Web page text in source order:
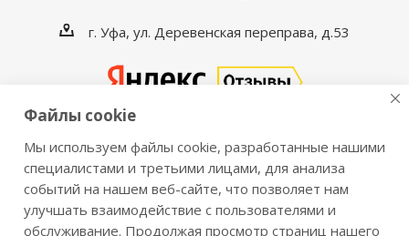
г. Уфа, ул. Деревенская переправа, д.53
2016-2026 © VALBERGSAFE.RU — Интернет-магазин
сейфов Valberg и металлической мебели Практик.
Продажа сейфов для дома и офиса, металлических
Файлы cookie
Мы используем файлы cookie, разработанные нашими
специалистами и третьими лицами, для анализа
событий на нашем веб-сайте, что позволяет нам
улучшать взаимодействие с пользователями и
обслуживание. Продолжая просмотр страниц нашего